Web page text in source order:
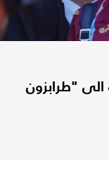
الى "طرابزون